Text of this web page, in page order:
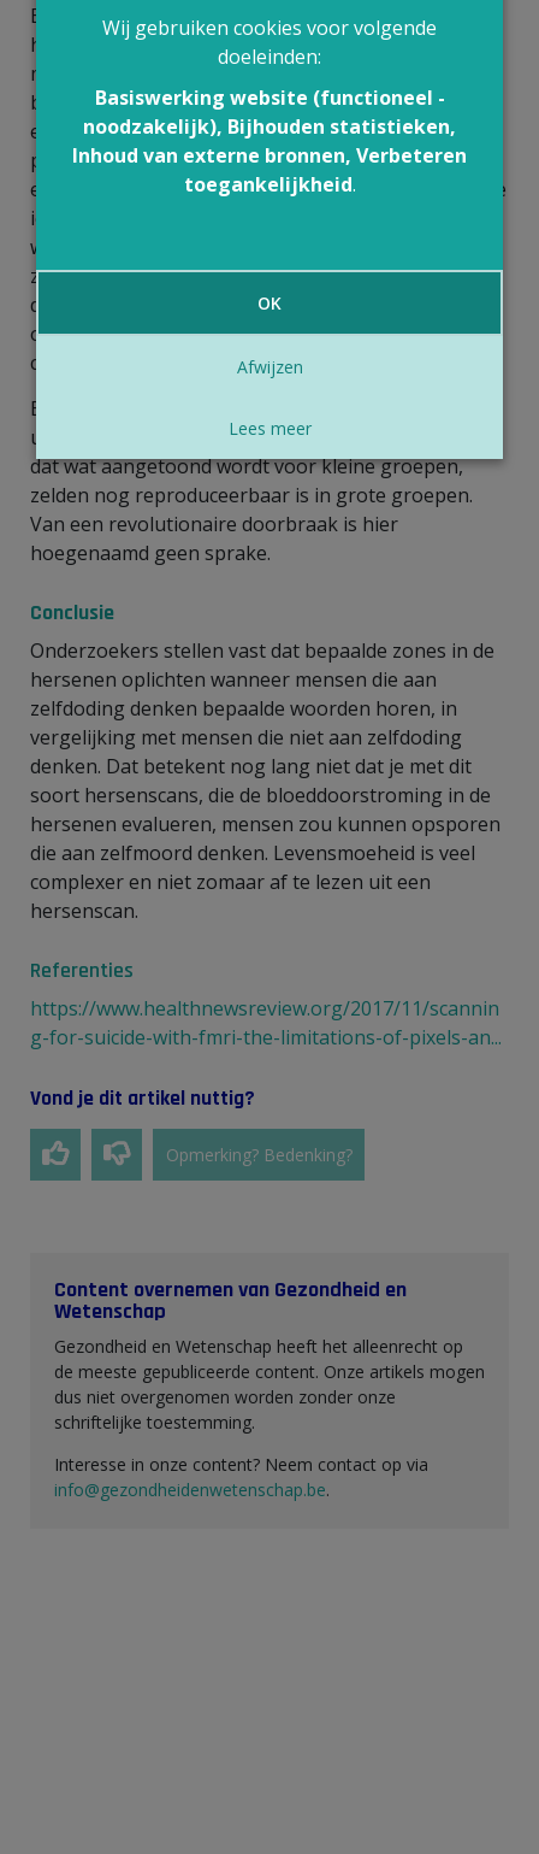
Een fMRI-scan meet de bloedstroming in de
hersenen: in hersenzones die op een bepaald
moment actief gebruikt worden, neemt de
bloeddoorstroming toe. Daardoor lichten ze op op
een hersenscan en veronderstellen we dat op die
plekken hersencellen actiever zijn. Daaruit kan je
echter niet afleiden wat iemand denkt, laat staan hoe
iemand zich voelt. Het is niet omdat bij bepaalde
woorden hersenzones oplichten bij mensen die
zelfmoordgedachten hebben, dat het oplichten van
diezelfde zones bij andere mensen betekent dat zij
ook zelfmoordgedachten hebben. Stemming is veel
complexer dan dat.
Bovendien werd deze studie slechts bij 34 mensen
uitgevoerd. Van studies met fMRI-scans is bekend
dat wat aangetoond wordt voor kleine groepen,
zelden nog reproduceerbaar is in grote groepen.
Van een revolutionaire doorbraak is hier
hoegenaamd geen sprake.
Conclusie
Onderzoekers stellen vast dat bepaalde zones in de
hersenen oplichten wanneer mensen die aan
zelfdoding denken bepaalde woorden horen, in
vergelijking met mensen die niet aan zelfdoding
denken. Dat betekent nog lang niet dat je met dit
soort hersenscans, die de bloeddoorstroming in de
hersenen evalueren, mensen zou kunnen opsporen
die aan zelfmoord denken. Levensmoeheid is veel
complexer en niet zomaar af te lezen uit een
hersenscan.
Referenties
https://www.healthnewsreview.org/2017/11/scannin
g-for-suicide-with-fmri-the-limitations-of-pixels-an...
Vond je dit artikel nuttig?
Opmerking? Bedenking?
Content overnemen van Gezondheid en
Wetenschap
Gezondheid en Wetenschap heeft het alleenrecht op
de meeste gepubliceerde content. Onze artikels mogen
dus niet overgenomen worden zonder onze
schriftelijke toestemming.
Interesse in onze content? Neem contact op via
info@gezondheidenwetenschap.be.
Wij gebruiken cookies voor volgende
doeleinden:
Basiswerking website (functioneel -
noodzakelijk), Bijhouden statistieken,
Inhoud van externe bronnen, Verbeteren
toegankelijkheid.
OK
Afwijzen
Lees meer